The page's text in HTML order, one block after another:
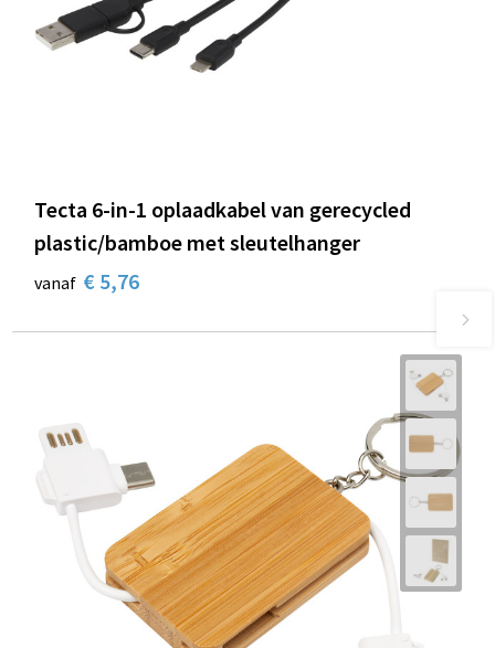
Tecta 6-in-1 oplaadkabel van gerecycled
plastic/bamboe met sleutelhanger
vanaf € 5,76